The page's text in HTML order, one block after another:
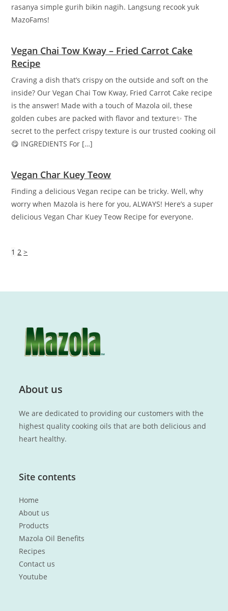
rasanya simple gurih bikin nagih. Langsung recook yuk
MazoFams!
Vegan Chai Tow Kway – Fried Carrot Cake
Recipe
Craving a dish that’s crispy on the outside and soft on the
inside? Our Vegan Chai Tow Kway, Fried Carrot Cake recipe
is the answer! Made with a touch of Mazola oil, these
golden cubes are packed with flavor and texture✨ The
secret to the perfect crispy texture is our trusted cooking oil
😋 INGREDIENTS For […]
Vegan Char Kuey Teow
Finding a delicious Vegan recipe can be tricky. Well, why
worry when Mazola is here for you, ALWAYS! Here’s a super
delicious Vegan Char Kuey Teow Recipe for everyone.
1 2 >
About us
We are dedicated to providing our customers with the
highest quality cooking oils that are both delicious and
heart healthy.
Site contents
Home
About us
Products
Mazola Oil Benefits
Recipes
Contact us
Youtube